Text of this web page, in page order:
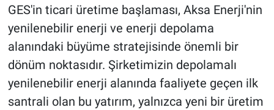
GES'in ticari üretime başlaması, Aksa Enerji'nin
yenilenebilir enerji ve enerji depolama
alanındaki büyüme stratejisinde önemli bir
dönüm noktasıdır. Şirketimizin depolamalı
yenilenebilir enerji alanında faaliyete geçen ilk
santrali olan bu yatırım, yalnızca yeni bir üretim